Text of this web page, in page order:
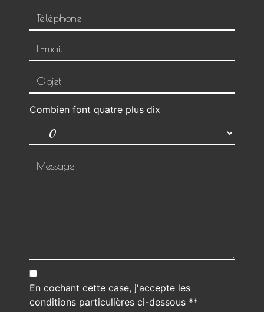
Combien font quatre plus dix
En cochant cette case, j'accepte les
conditions particulières ci-dessous **